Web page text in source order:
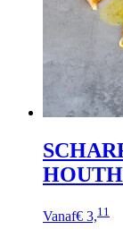
Vanaf€ 3,11